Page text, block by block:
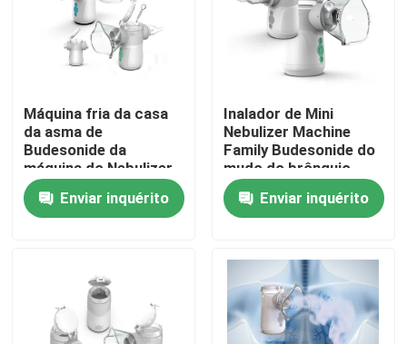
Controle da qualidade
Contato E.U.
Notícia
Casos
Mesh Nebulizer portátil
Mesh Nebulizer Machine
Máquina fria da casa
da asma de
Budesonide da
máquina do Nebulizer
das crianças da tosse
da C.C. 5VEnviar inquérito
Inalador de Mini
Nebulizer Machine
Family Budesonide do
mudo do brônquio
Enviar inquérito